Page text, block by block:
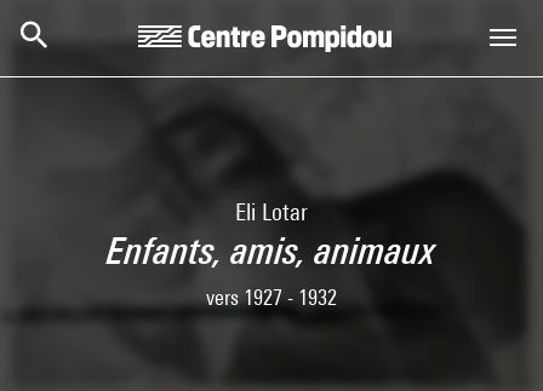
Eli Lotar
Enfants, amis, animaux
vers 1927 - 1932